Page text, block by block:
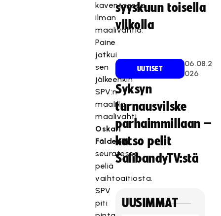
kaventaessa
ilman
maalivahtia.
Paine
jatkui
sen
jälkeenkin
SPV:n
maalilla
maalivahti
Oskari
Fäldenin
seuratessa
peliä
vaihtoaitiosta.
SPV
piti
syyskuun toisella
viikolla
UUTISET
06.08.2
026
Syksyn
turnausvilske
parhaimmillaan –
katso pelit
SalibandyTV:stä
UUSIMMAT